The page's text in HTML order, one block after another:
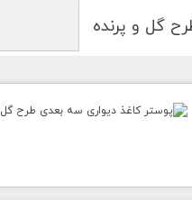
گل و پرنده